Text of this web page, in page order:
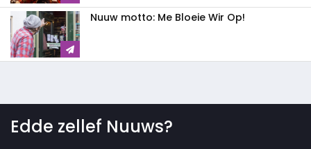
Nuuw motto: Me Bloeie Wir Op!
Edde zellef Nuuws?